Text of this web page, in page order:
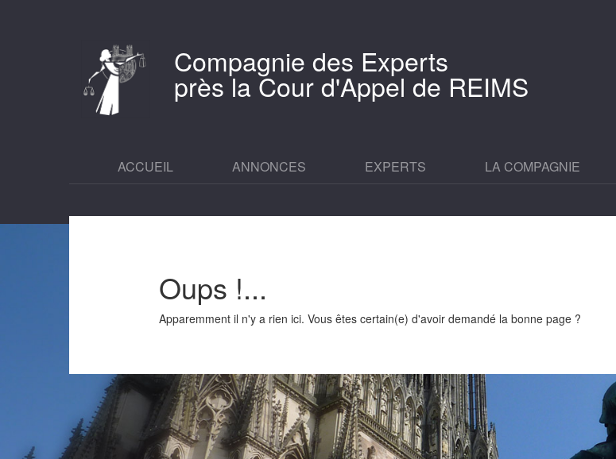
Compagnie des Experts
près la Cour d'Appel de REIMS
ACCUEIL ANNONCES EXPERTS LA COMPAGNIE
Oups !...
Apparemment il n'y a rien ici. Vous êtes certain(e) d'avoir demandé la bonne page ?